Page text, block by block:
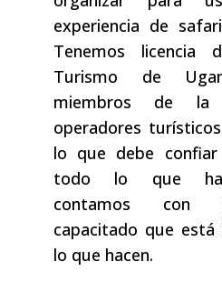
experiencia de
Tenemos
Turismo de
miembros de la
operadores
lo que debe
todo lo que
contamos con
capacitado que
lo que hacen.